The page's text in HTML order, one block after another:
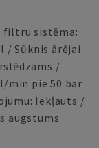
filtru sistēma:
/ Sūknis ārējai
/
min pie 50 bar
Iekļauts /
augstums